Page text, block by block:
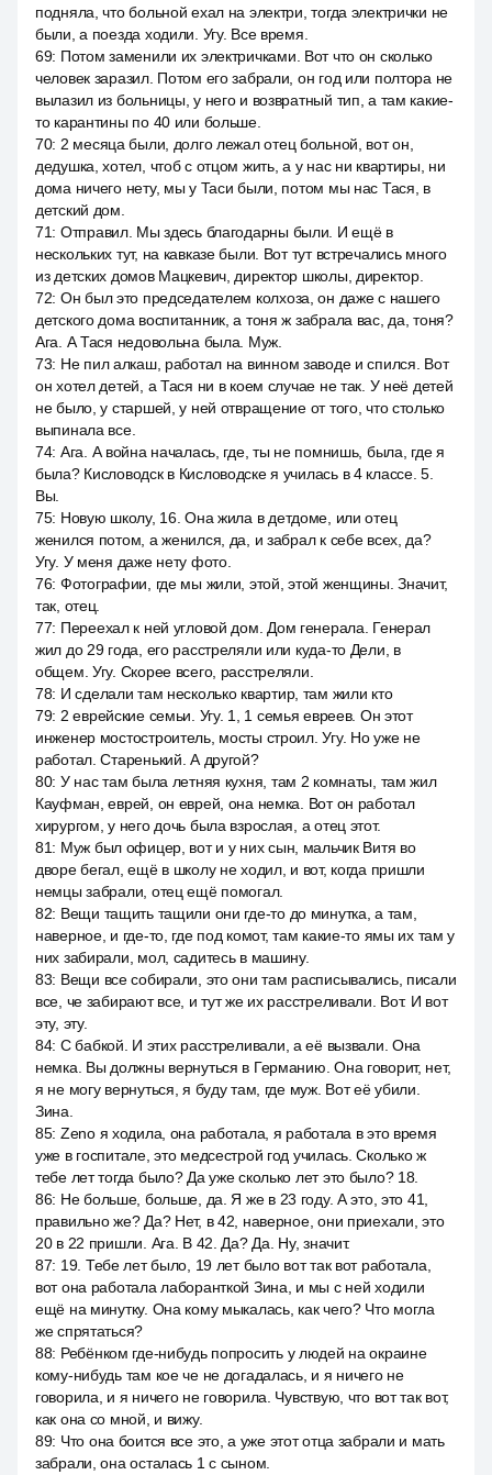
подняла, что больной ехал на электри, тогда электрички не
были, а поезда ходили. Угу. Все время.
69: Потом заменили их электричками. Вот что он сколько
человек заразил. Потом его забрали, он год или полтора не
вылазил из больницы, у него и возвратный тип, а там какие-
то карантины по 40 или больше.
70: 2 месяца были, долго лежал отец больной, вот он,
дедушка, хотел, чтоб с отцом жить, а у нас ни квартиры, ни
дома ничего нету, мы у Таси были, потом мы нас Тася, в
детский дом.
71: Отправил. Мы здесь благодарны были. И ещё в
нескольких тут, на кавказе были. Вот тут встречались много
из детских домов Мацкевич, директор школы, директор.
72: Он был это председателем колхоза, он даже с нашего
детского дома воспитанник, а тоня ж забрала вас, да, тоня?
Ага. А Тася недовольна была. Муж.
73: Не пил алкаш, работал на винном заводе и спился. Вот
он хотел детей, а Тася ни в коем случае не так. У неё детей
не было, у старшей, у ней отвращение от того, что столько
выпинала все.
74: Ага. А война началась, где, ты не помнишь, была, где я
была? Кисловодск в Кисловодске я училась в 4 классе. 5.
Вы.
75: Новую школу, 16. Она жила в детдоме, или отец
женился потом, а женился, да, и забрал к себе всех, да?
Угу. У меня даже нету фото.
76: Фотографии, где мы жили, этой, этой женщины. Значит,
так, отец.
77: Переехал к ней угловой дом. Дом генерала. Генерал
жил до 29 года, его расстреляли или куда-то Дели, в
общем. Угу. Скорее всего, расстреляли.
78: И сделали там несколько квартир, там жили кто
79: 2 еврейские семьи. Угу. 1, 1 семья евреев. Он этот
инженер мостостроитель, мосты строил. Угу. Но уже не
работал. Старенький. А другой?
80: У нас там была летняя кухня, там 2 комнаты, там жил
Кауфман, еврей, он еврей, она немка. Вот он работал
хирургом, у него дочь была взрослая, а отец этот.
81: Муж был офицер, вот и у них сын, мальчик Витя во
дворе бегал, ещё в школу не ходил, и вот, когда пришли
немцы забрали, отец ещё помогал.
82: Вещи тащить тащили они где-то до минутка, а там,
наверное, и где-то, где под комот, там какие-то ямы их там у
них забирали, мол, садитесь в машину.
83: Вещи все собирали, это они там расписывались, писали
все, че забирают все, и тут же их расстреливали. Вот. И вот
эту, эту.
84: С бабкой. И этих расстреливали, а её вызвали. Она
немка. Вы должны вернуться в Германию. Она говорит, нет,
я не могу вернуться, я буду там, где муж. Вот её убили.
Зина.
85: Zeno я ходила, она работала, я работала в это время
уже в госпитале, это медсестрой год училась. Сколько ж
тебе лет тогда было? Да уже сколько лет это было? 18.
86: Не больше, больше, да. Я же в 23 году. А это, это 41,
правильно же? Да? Нет, в 42, наверное, они приехали, это
20 в 22 пришли. Ага. В 42. Да? Да. Ну, значит.
87: 19. Тебе лет было, 19 лет было вот так вот работала,
вот она работала лаборанткой Зина, и мы с ней ходили
ещё на минутку. Она кому мыкалась, как чего? Что могла
же спрятаться?
88: Ребёнком где-нибудь попросить у людей на окраине
кому-нибудь там кое че не догадалась, и я ничего не
говорила, и я ничего не говорила. Чувствую, что вот так вот,
как она со мной, и вижу.
89: Что она боится все это, а уже этот отца забрали и мать
забрали, она осталась 1 с сыном.